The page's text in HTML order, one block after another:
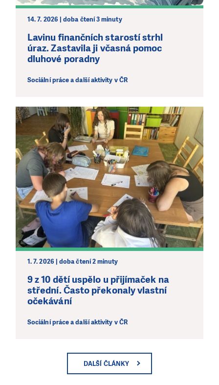
14. 7. 2026 | doba čtení 3 minuty
Lavinu finančních starostí strhl
úraz. Zastavila ji včasná pomoc
dluhové poradny
Sociální práce a další aktivity v ČR
1. 7. 2026 | doba čtení 2 minuty
9 z 10 dětí uspělo u přijímaček na
střední. Často překonaly vlastní
očekávání
Sociální práce a další aktivity v ČR
DALŠÍ ČLÁNKY
bez Vaší podpory. Ať už se nám rozhodnete pomoci
jedním darem nebo se stanete pravidelným dárcem
Klubu přátel, Vaše dary nám umožní pomoci vždy tam,
kde je to nejvíce potřeba.
DAROVAT